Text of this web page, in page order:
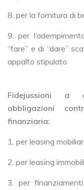
8. per la fornitura di
9. per
“fare” e di “dare”
appalto stipulato
Fidejussioni a
obbligazioni
finanziaria:
1. per leasing
2. per leasing
3. per